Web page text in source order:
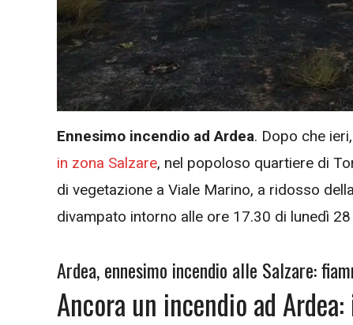
Ennesimo incendio ad Ardea. Dopo che
in zona Salzare, nel popoloso quartiere di
di vegetazione a Viale Marino, a ridosso
divampato intorno alle ore 17.30 di lunedì
Ardea, ennesimo incendio alle Salzare:
Ancora un incendio ad